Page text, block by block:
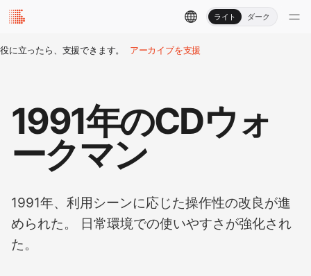
ライト ダーク
役に立ったら、支援できます。 アーカイブを支援
1991年のCDウォ
ークマン
1991年、利用シーンに応じた操作性の改良が進
められた。 日常環境での使いやすさが強化され
た。